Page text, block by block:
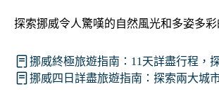
探索挪威令人驚嘆的自然風光和多姿多彩
挪威終極旅遊指南：11天詳盡行程，
挪威四日詳盡旅遊指南：探索兩大城